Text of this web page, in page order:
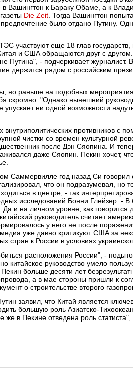
Вашингтон к Бараку Обаме, а к
Die Zeit . Тогда Вашингтон
было отдано Путину.
участвуют еще 18 глав государств,
и США обращаются друг с
Путина", - подчеркивает журналист.
держится рядом с российским
но раньше на подобных
скромно. "Однако нынешний
упускает ни одной возможности
противников с
чистки со времен культурной
после Дэн Сяопина. И
даже Сяопин. Пекин хочет,
Саммервилле год назад Си говорил
что он подразумевал, но
в центре, - так
исследований Бонни Глейзер. -
и на личном уровне, как говорится
руководитель считает
у него не после
уже давно критикуют США за
к России в условиях
расположения России", -
китайское руководство умело
больше десяти лет
а в мае стороны пришли к
о строительстве второго
заявил, что Китай является
большую роль Азиатско-
в Пекине отведена роль статиста",